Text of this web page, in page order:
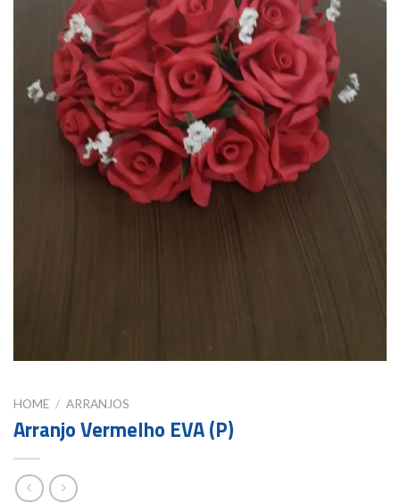
HOME / ARRANJOS
Arranjo Vermelho EVA (P)